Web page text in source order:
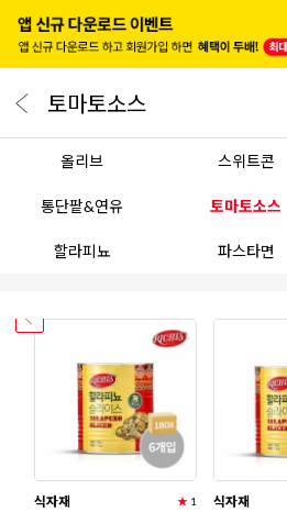
토마토소스
올리브 스위트콘
통단팥&연유 토마토소스
할라피뇨 파스타면
식자재 ★1 식자재